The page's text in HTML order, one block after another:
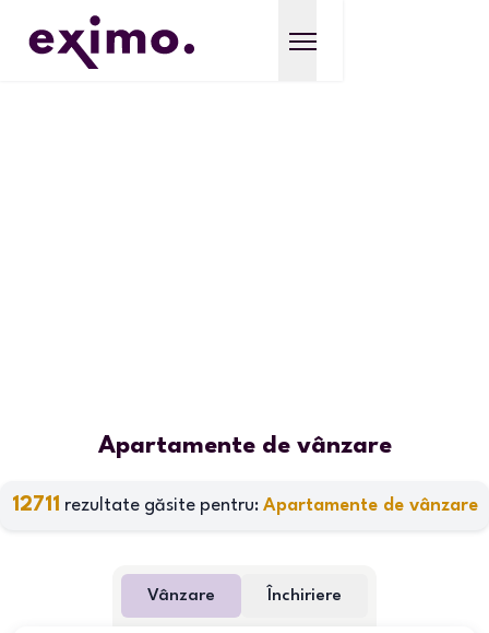
Apartamente de vânzare
12711 rezultate găsite pentru: Apartamente de vânzare
Vânzare Închiriere